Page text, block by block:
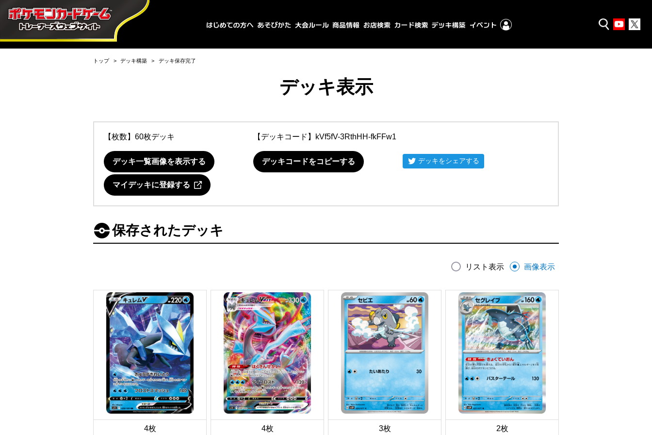
トップ デッキ構築 デッキ保存完了
デッキ表示
【枚数】60枚デッキ 【デッキコード】 kVf5fV-3RthHH-fkFFw1
デッキ一覧画像を表示する デッキコードをコピーする デッキをシェアする
マイデッキに登録する
保存されたデッキ
リスト表示 画像表示
4枚 4枚 3枚 2枚